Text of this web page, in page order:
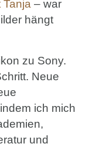
Tanja – war
hängt
zu Sony.
Neue
ich mich
und